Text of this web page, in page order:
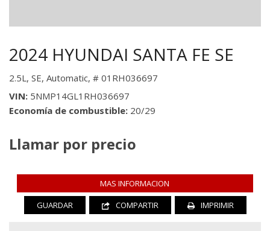
2024 HYUNDAI SANTA FE SE
2.5L, SE, Automatic, # 01RH036697
VIN 5NMP14GL1RH036697
Economía de combustible 20/29
Llamar por precio
MAS INFORMACION
GUARDAR
COMPARTIR IMPRIMIR